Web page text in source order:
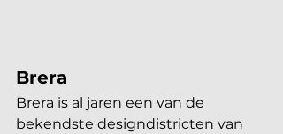
Brera
Brera is al jaren een van de
bekendste designdistricten van